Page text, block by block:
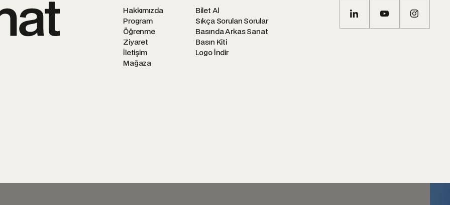
Hakkımızda
Program
Öğrenme
Ziyaret
İletişim
Mağaza
Bilet Al
Sıkça Sorulan Sorular
Basında Arkas Sanat
Basın Kiti
Logo İndir